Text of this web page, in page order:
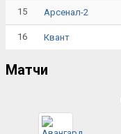
15 Арсенал-2
16 Квант
Матчи